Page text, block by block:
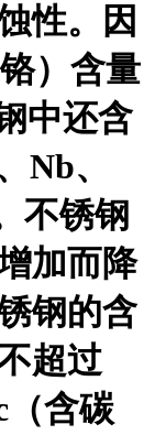
性。因
）含量
中还含
Nb、
不锈钢
加而降
钢的含
超过
（含碳